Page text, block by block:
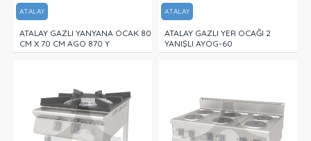
ATALAY
ATALAY GAZLI YANYANA OCAK 80
CM X 70 CM AGO 870 Y
ATALAY
ATALAY GAZLI YER OCAĞI 2
YANIŞLI AYOG-60